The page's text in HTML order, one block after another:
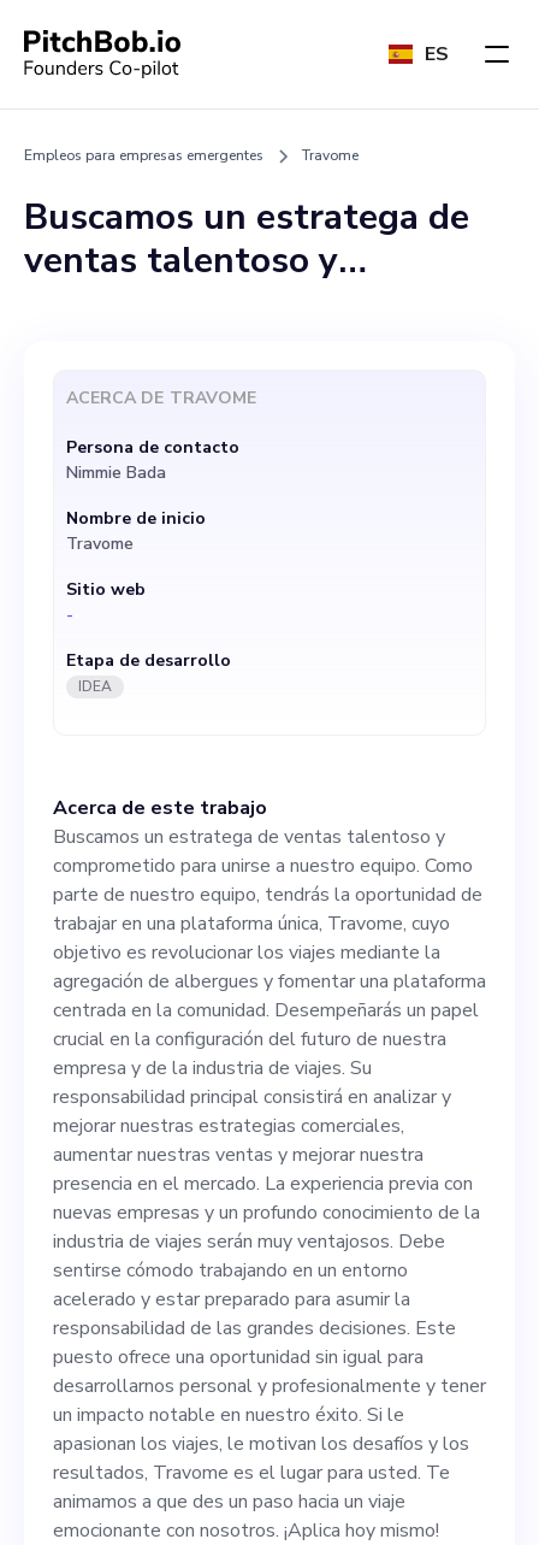
ES
Empleos para empresas emergentes Travome
Buscamos un estratega de
ventas talentoso y
de nuestro equipo, tendrás
la oportunidad de trabajar
en una plataforma única,
Travome, cuyo objetivo es
revolucionar los viajes
mediante la agregación de
albergues y fomentar una
plataforma centrada en la
configuración del futuro de
nuestra empresa y de la
industria de viajes. Su
responsabilidad principal
consistirá en analizar y
mejorar nuestras estrategias
comerciales, aumentar
nuestras ventas y mejorar
nuestra presencia en el
mercado. La experiencia
previa con nuevas empresas
y un profundo conocimiento
de la industria de viajes
serán muy ventajosos. Debe
sentirse cómodo trabajando
en un entorno acelerado y
estar preparado para asumir
Acerca de este trabajo
Buscamos un estratega de ventas talentoso y
comprometido para unirse a nuestro equipo. Como
parte de nuestro equipo, tendrás la oportunidad de
trabajar en una plataforma única, Travome, cuyo
objetivo es revolucionar los viajes mediante la
agregación de albergues y fomentar una plataforma
centrada en la comunidad. Desempeñarás un papel
crucial en la configuración del futuro de nuestra
empresa y de la industria de viajes. Su
responsabilidad principal consistirá en analizar y
mejorar nuestras estrategias comerciales,
aumentar nuestras ventas y mejorar nuestra
presencia en el mercado. La experiencia previa con
nuevas empresas y un profundo conocimiento de la
industria de viajes serán muy ventajosos. Debe
sentirse cómodo trabajando en un entorno
acelerado y estar preparado para asumir la
responsabilidad de las grandes decisiones. Este
puesto ofrece una oportunidad sin igual para
desarrollarnos personal y profesionalmente y tener
un impacto notable en nuestro éxito. Si le
apasionan los viajes, le motivan los desafíos y los
resultados, Travome es el lugar para usted. Te
animamos a que des un paso hacia un viaje
emocionante con nosotros. ¡Aplica hoy mismo!
ACERCA DE TRAVOME
Persona de contacto
Nimmie Bada
Nombre de inicio
Travome
Sitio web
-
Etapa de desarrollo
IDEA